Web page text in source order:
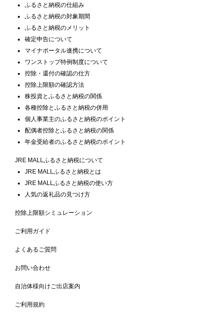
ふるさと納税の仕組み
ふるさと納税の対象期間
ふるさと納税のメリット
確定申告について
マイナポータル連携について
ワンストップ特例制度について
控除・還付の確認の仕方
控除上限額の確認方法
株投資とふるさと納税の関係
各種控除とふるさと納税の併用
個人事業主のふるさと納税のポイント
配偶者控除とふるさと納税の関係
年金受給者のふるさと納税のポイント
JRE MALLふるさと納税について
JRE MALLふるさと納税とは
JRE MALLふるさと納税の使い方
人気の返礼品の見つけ方
控除上限額シミュレーション
ご利用ガイド
よくあるご質問
お問い合わせ
自治体様向けご出店案内
ご利用規約